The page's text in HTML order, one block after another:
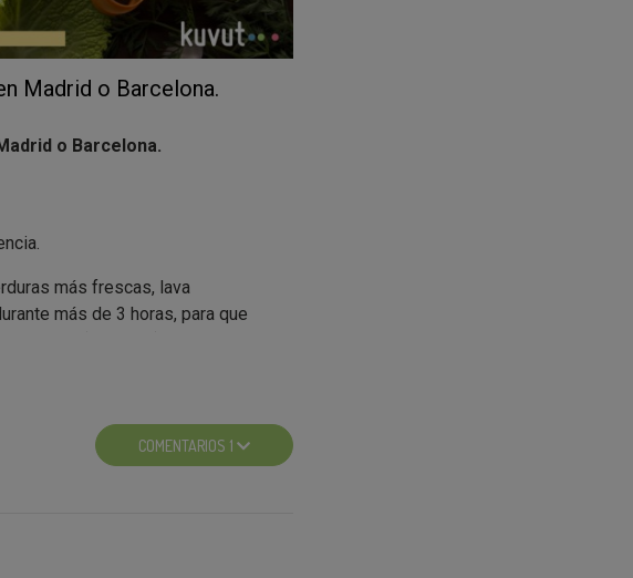
Madrid o Barcelona.
o Barcelona.
más frescas, lava
más de 3 horas, para que
COMENTARIOS 1